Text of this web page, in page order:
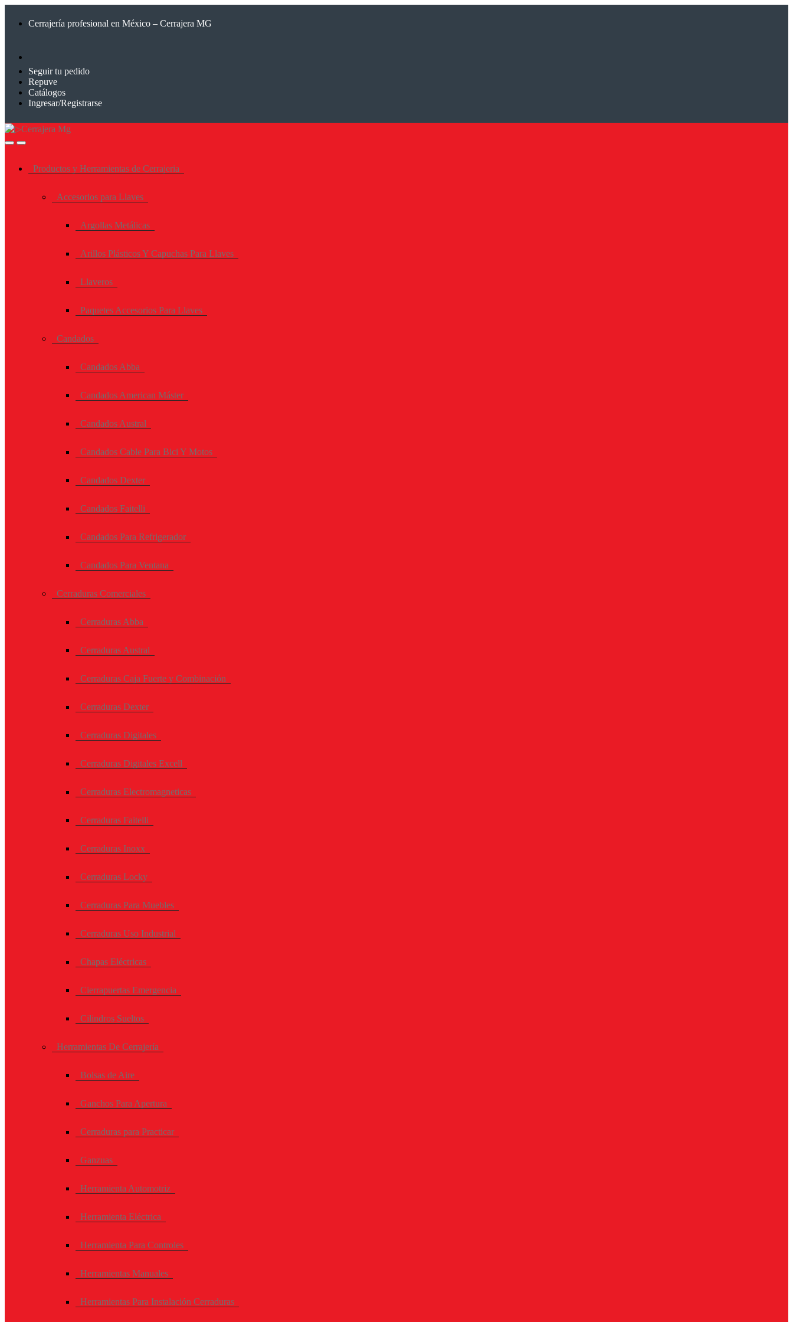
Cerrajería profesional en México – Cerrajera MG
Seguir tu pedido
Repuve
Catálogos
Ingresar/Registrarse
Productos y Herramientas de Cerrajeria
Accesorios para Llaves
Argollas Metálicas
Arillos Plásticos Y Capuchas Para Llaves
Llaveros
Paquetes Accesorios Para Llaves
Candados
Candados Abba
Candados American Máster
Candados Austral
Candados Cable Para Bici Y Motos
Candados Dexter
Candados Faitelli
Candados Para Refrigerador
Candados Para Ventana
Cerraduras Comerciales
Cerraduras Abba
Cerraduras Austral
Cerraduras Caja Fuerte y Combinación
Cerraduras Dexter
Cerraduras Digitales
Cerraduras Digitales Excell
Cerraduras Electromagneticas
Cerraduras Faitelli
Cerraduras Inoxx
Cerraduras Locky
Cerraduras Para Muebles
Cerraduras Uso Industrial
Chapas Eléctricas
Cierrapuertas Emergencia
Cilindros Sueltos
Herramientas De Cerrajería
Bolsas de Aire
Ganchos Para Apertura
Cerraduras para Practicar
Ganzuas
Herramienta Automotriz
Herramienta Eléctrica
Herramienta Para Controles
Herramientas Manuales
Herramientas Para Instalación Cerraduras